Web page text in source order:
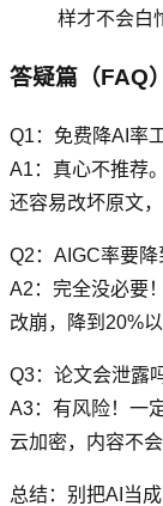
样才不会白
答疑篇（FAQ）
Q1：免费降AI率
A1：真心不推荐
还容易改坏原文
Q2：AIGC率要降
A2：完全没必要
改崩，降到20%
Q3：论文会泄露
A3：有风险！一
云加密，内容不
总结：别把AI当